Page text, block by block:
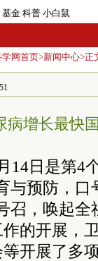
基金 科普 小白鼠
学网首页>新闻中心>正
病增长最快
14日是第4
与预防，口
召，唤起
的开展，
开展了多